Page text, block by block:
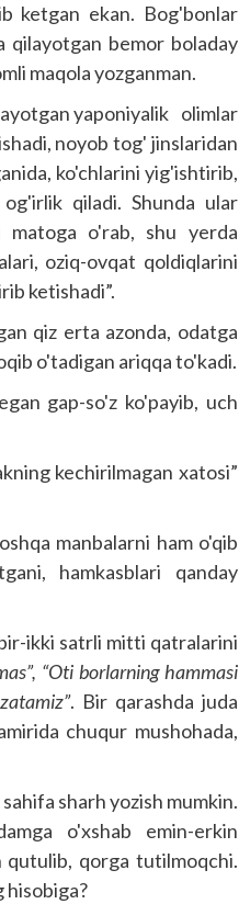
ketgan ekan. Bog'bonlar
qilayotgan bemor boladay
maqola yozganman.
yaponiyalik olimlar
noyob tog' jinslaridan
ko'chlarini yig'ishtirib,
qiladi. Shunda ular
o'rab, shu yerda
oziq-ovqat qoldiqlarini
ketishadi”.
qiz erta azonda, odatga
o'tadigan ariqqa to'kadi.
gap-so'z ko'payib, uch
kechirilmagan xatosi”
manbalarni ham o'qib
hamkasblari qanday
ikki satrli mitti qatralarini
“Oti borlarning hammasi
. Bir qarashda juda
chuqur mushohada,
sharh yozish mumkin.
o'xshab emin-erkin
qutulib, qorga tutilmoqchi.
hisobiga?